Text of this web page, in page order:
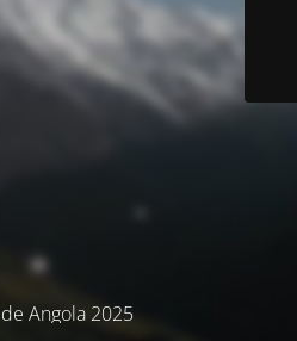
Angola 2025